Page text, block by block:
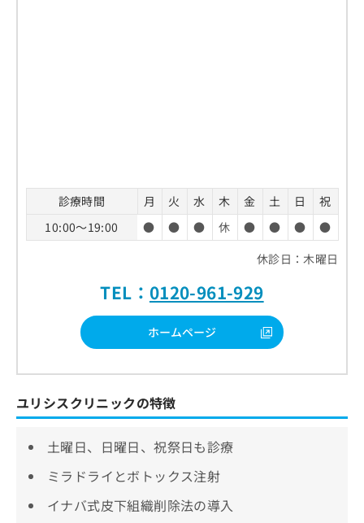
診療時間 月 火 水 木 金 土 日
祝
10:00～19:00
● ● ● 休 ● ● ●
●
休診日：木曜日
TEL： 0120-961-929
ホームページ
ユリシスクリニックの特徴
土曜日、日曜日、祝祭日も診療
ミラドライとボトックス注射
イナバ式皮下組織削除法の導入